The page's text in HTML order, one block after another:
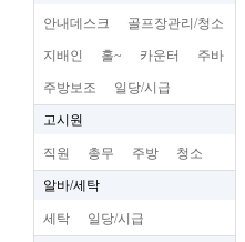
안내데스크 골프장관리/청소
지배인 홀~ 카운터 주바
주방보조 일당/시급
고시원
직원 총무 주방 청소
알바/세탁
세탁 일당/시급